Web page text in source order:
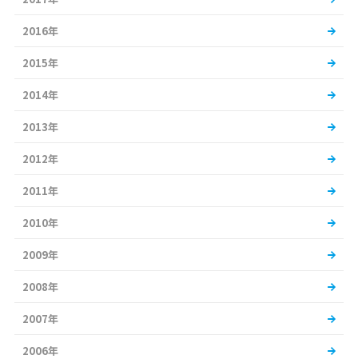
2016年
2015年
2014年
2013年
2012年
2011年
2010年
2009年
2008年
2007年
2006年